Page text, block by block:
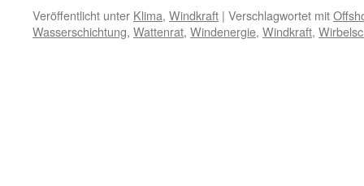
Veröffentlicht unter Klima, Windkraft | Verschlagwortet mit
Wasserschichtung, Wattenrat, Windenergie, Windkraft,